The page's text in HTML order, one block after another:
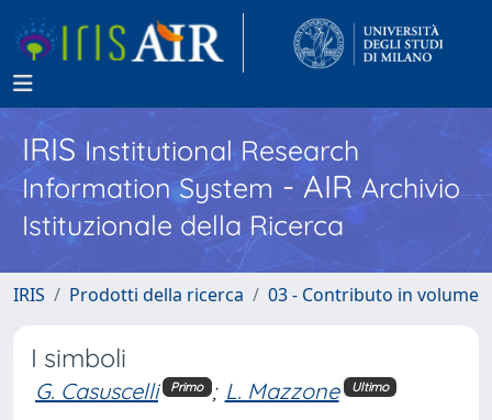
IRISInstitutional Research
Information System - AIR Archivio
Istituzionale della Ricerca
IRIS Prodotti della ricerca 03 - Contributo in volume
I simboli
G. Casuscelli Primo ; L. Mazzone Ultimo